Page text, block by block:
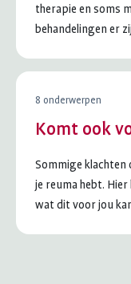
therapie en soms
behandelingen er
8 onderwerpen
Komt ook
Sommige klachten
je reuma hebt. Hier
wat dit voor jou